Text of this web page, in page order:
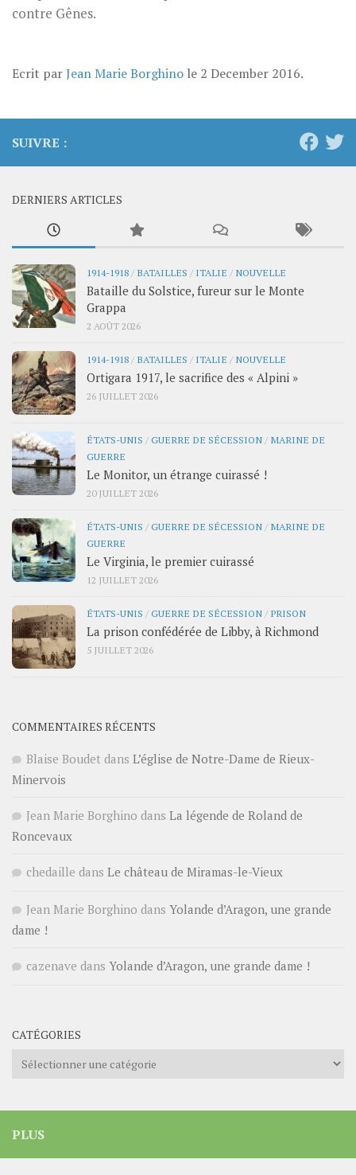
contre Gênes.
Ecrit parJean Marie Borghino le 2 December 2016.
SUIVRE :
DERNIERS ARTICLES
1914-1918 / BATAILLES / ITALIE / NOUVELLE
Bataille du Solstice, fureur sur le Monte
Grappa
2 AOÛT 2026
1914-1918 / BATAILLES / ITALIE / NOUVELLE
Ortigara 1917, le sacrifice des « Alpini »
26 JUILLET 2026
ÉTATS-UNIS /GUERRE DE SÉCESSION / MARINE DE
GUERRE
Le Monitor, un étrange cuirassé !
20 JUILLET 2026
ÉTATS-UNIS /GUERRE DE SÉCESSION / MARINE DE
GUERRE
Le Virginia, le premier cuirassé
12 JUILLET 2026
ÉTATS-UNIS /GUERRE DE SÉCESSION / PRISON
La prison confédérée de Libby, à Richmond
5 JUILLET 2026
COMMENTAIRES RÉCENTS
Blaise Boudet dans L’église de Notre-Dame de Rieux-
Minervois
Jean Marie Borghino dans La légende de Roland de
Roncevaux
chedaille dans Le château de Miramas-le-Vieux
Jean Marie Borghino dans Yolande d’Aragon, une grande
dame !
cazenave dans Yolande d’Aragon, une grande dame !
CATÉGORIES
Catégories
PLUS